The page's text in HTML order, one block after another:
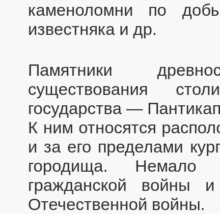
каменоломни по
известняка и др.
Памятники
существования
государства —
К ним относятся
и за его пределами
городища. Немало
гражданской войны
Отечественной войны.